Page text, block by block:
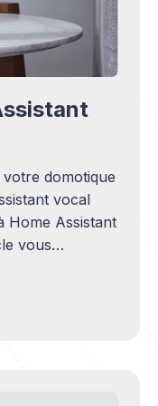
domotique
vocal
Home Assistant
vous